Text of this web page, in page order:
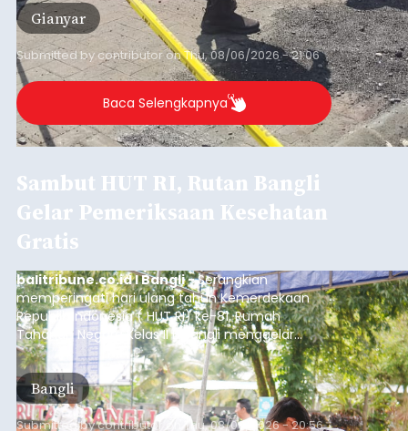
Gianyar
Submitted by contributoronThu, 08/06/2026 - 21:06
Baca Selengkapnya
Sambut HUT RI, Rutan Bangli
Gelar Pemeriksaan Kesehatan
Gratis
balitribune.co.id I Bangli -Serangkian
memperingati hari ulang tahun Kemerdekaan
Republik Indonesia ( HUT RI) ke-81, Rumah
Tahanan Negara Kelas II B Bangli menggelar
kegiatan pemeriksaan kesehatan gratis, Rabu
(6/8/2026).
Bangli
Submitted bycontributor Thu, 08/06/2026 - 20:56